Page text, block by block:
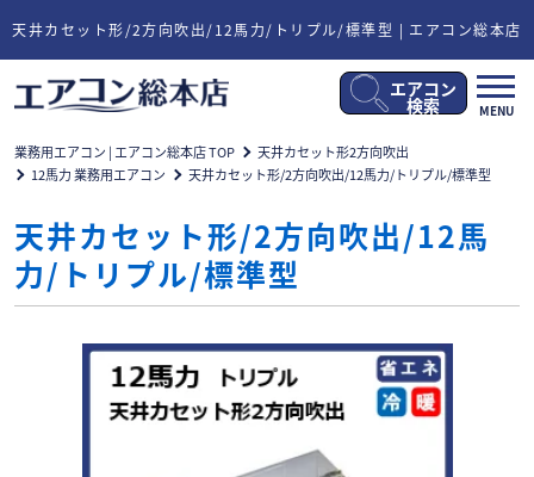
天井カセット形/2方向吹出/12馬力/トリプル/標準型 | エアコン総本店
メ
ニ
MENU
エアコン
検索
業務用エアコン | エアコン総本店 TOP
天井カセット形2方向吹出
12馬力 業務用エアコン
天井カセット形/2方向吹出/12馬力/トリプル/標準型
天井カセット形/2方向吹出/12馬
力/トリプル/標準型